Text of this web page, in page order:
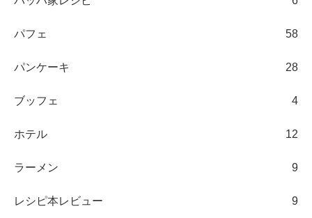
パフェ 58
パンケーキ 28
ブッフェ 4
ホテル 12
ラーメン 9
レシピ本レビュー 9